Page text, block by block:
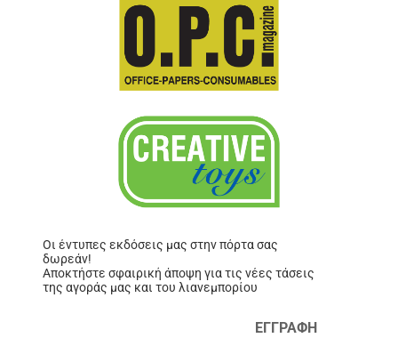
Οι έντυπες εκδόσεις μας στην πόρτα σας
δωρεάν!
Αποκτήστε σφαιρική άποψη για τις νέες τάσεις
της αγοράς μας και του λιανεμπορίου
ΕΓΓΡΑΦΗ